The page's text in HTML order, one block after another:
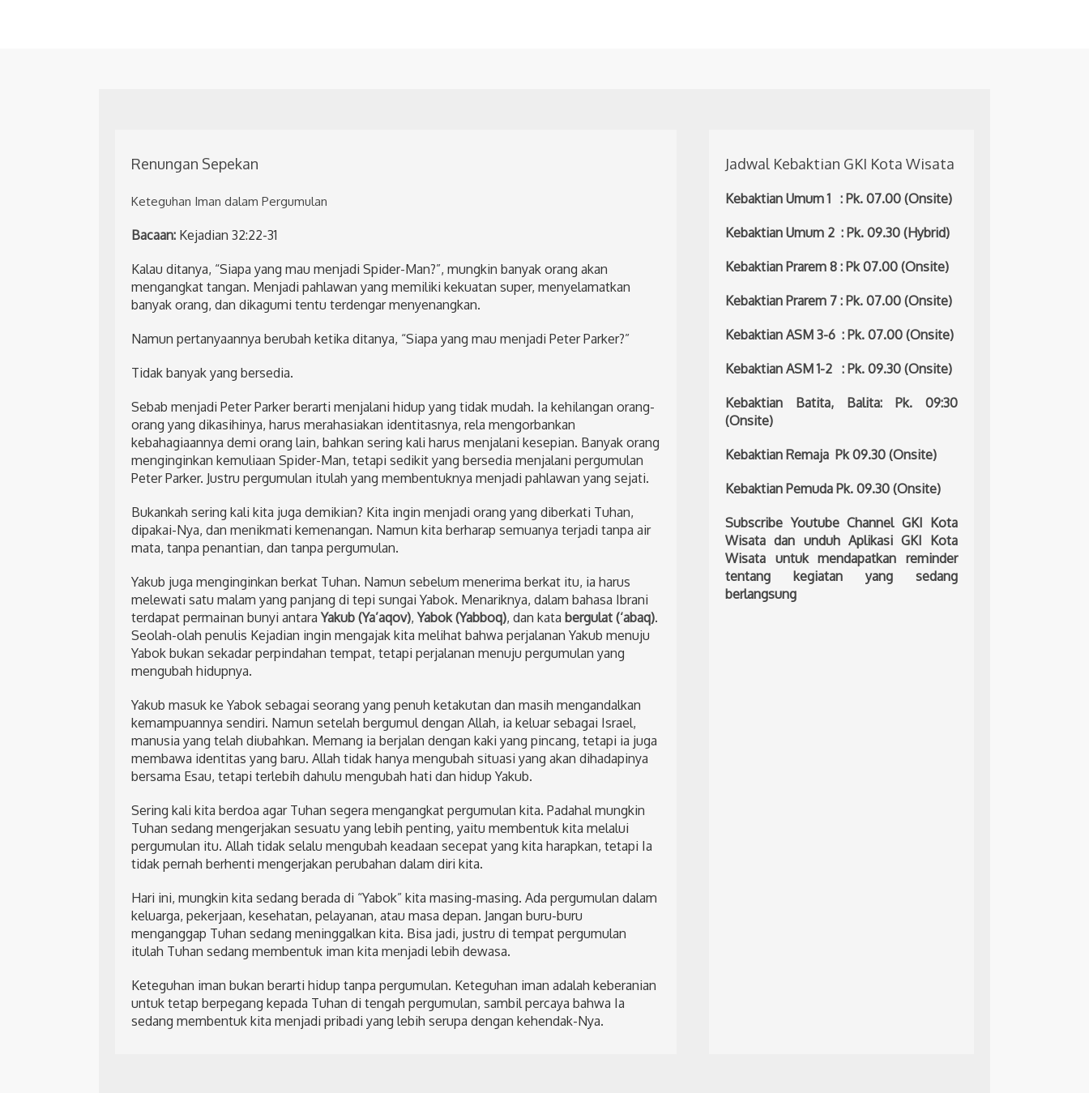
Renungan Sepekan
Keteguhan Iman dalam Pergumulan
Bacaan: Kejadian 32:22-31
Kalau ditanya, “Siapa yang mau menjadi Spider-Man?”, mungkin banyak orang akan
mengangkat tangan. Menjadi pahlawan yang memiliki kekuatan super, menyelamatkan
banyak orang, dan dikagumi tentu terdengar menyenangkan.
Namun pertanyaannya berubah ketika ditanya, “Siapa yang mau menjadi Peter Parker?”
Tidak banyak yang bersedia.
Sebab menjadi Peter Parker berarti menjalani hidup yang tidak mudah. Ia kehilangan orang-
orang yang dikasihinya, harus merahasiakan identitasnya, rela mengorbankan
kebahagiaannya demi orang lain, bahkan sering kali harus menjalani kesepian. Banyak orang
menginginkan kemuliaan Spider-Man, tetapi sedikit yang bersedia menjalani pergumulan
Peter Parker. Justru pergumulan itulah yang membentuknya menjadi pahlawan yang sejati.
Bukankah sering kali kita juga demikian? Kita ingin menjadi orang yang diberkati Tuhan,
dipakai-Nya, dan menikmati kemenangan. Namun kita berharap semuanya terjadi tanpa air
mata, tanpa penantian, dan tanpa pergumulan.
Yakub juga menginginkan berkat Tuhan. Namun sebelum menerima berkat itu, ia harus
melewati satu malam yang panjang di tepi sungai Yabok. Menariknya, dalam bahasa Ibrani
terdapat permainan bunyi antaraYakub (Ya’aqov),Yabok (Yabboq), dan kata bergulat (‘abaq).
Seolah-olah penulis Kejadian ingin mengajak kita melihat bahwa perjalanan Yakub menuju
Yabok bukan sekadar perpindahan tempat, tetapi perjalanan menuju pergumulan yang
mengubah hidupnya.
Yakub masuk ke Yabok sebagai seorang yang penuh ketakutan dan masih mengandalkan
kemampuannya sendiri. Namun setelah bergumul dengan Allah, ia keluar sebagai Israel,
manusia yang telah diubahkan. Memang ia berjalan dengan kaki yang pincang, tetapi ia juga
membawa identitas yang baru. Allah tidak hanya mengubah situasi yang akan dihadapinya
bersama Esau, tetapi terlebih dahulu mengubah hati dan hidup Yakub.
Sering kali kita berdoa agar Tuhan segera mengangkat pergumulan kita. Padahal mungkin
Tuhan sedang mengerjakan sesuatu yang lebih penting, yaitu membentuk kita melalui
pergumulan itu. Allah tidak selalu mengubah keadaan secepat yang kita harapkan, tetapi Ia
tidak pernah berhenti mengerjakan perubahan dalam diri kita.
Hari ini, mungkin kita sedang berada di “Yabok” kita masing-masing. Ada pergumulan dalam
keluarga, pekerjaan, kesehatan, pelayanan, atau masa depan. Jangan buru-buru
menganggap Tuhan sedang meninggalkan kita. Bisa jadi, justru di tempat pergumulan
itulah Tuhan sedang membentuk iman kita menjadi lebih dewasa.
Keteguhan iman bukan berarti hidup tanpa pergumulan. Keteguhan iman adalah keberanian
untuk tetap berpegang kepada Tuhan di tengah pergumulan, sambil percaya bahwa Ia
sedang membentuk kita menjadi pribadi yang lebih serupa dengan kehendak-Nya.
Jadwal Kebaktian GKI Kota Wisata
Kebaktian Umum 1 : Pk. 07.00 (Onsite)
Kebaktian Umum 2 : Pk. 09.30 (Hybrid)
Kebaktian Prarem 8 : Pk 07.00 (Onsite)
Kebaktian Prarem 7 : Pk. 07.00 (Onsite)
Kebaktian ASM 3-6 : Pk. 07.00 (Onsite)
Kebaktian ASM 1-2 : Pk. 09.30 (Onsite)
Kebaktian Batita, Balita: Pk. 09:30
(Onsite)
Kebaktian Remaja Pk 09.30 (Onsite)
Kebaktian Pemuda Pk. 09.30 (Onsite)
Subscribe Youtube Channel GKI Kota
Wisata dan unduh Aplikasi GKI Kota
Wisata untuk mendapatkan reminder
tentang kegiatan yang sedang
berlangsung